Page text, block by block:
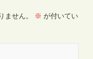
ません。 ※ が付いてい